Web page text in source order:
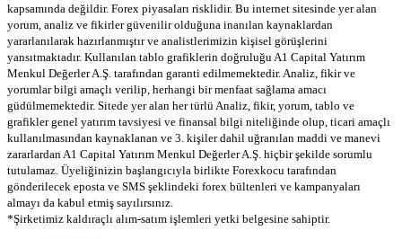
kapsamında değildir. Forex piyasaları risklidir. Bu internet sitesinde yer alan
yorum, analiz ve fikirler güvenilir olduğuna inanılan kaynaklardan
yararlanılarak hazırlanmıştır ve analistlerimizin kişisel görüşlerini
yansıtmaktadır. Kullanılan tablo grafiklerin doğruluğu A1 Capital Yatırım
Menkul Değerler A.Ş. tarafından garanti edilmemektedir. Analiz, fikir ve
yorumlar bilgi amaçlı verilip, herhangi bir menfaat sağlama amacı
güdülmemektedir. Sitede yer alan her türlü Analiz, fikir, yorum, tablo ve
grafikler genel yatırım tavsiyesi ve finansal bilgi niteliğinde olup, ticari amaçlı
kullanılmasından kaynaklanan ve 3. kişiler dahil uğranılan maddi ve manevi
zararlardan A1 Capital Yatırım Menkul Değerler A.Ş. hiçbir şekilde sorumlu
tutulamaz. Üyeliğinizin başlangıcıyla birlikte Forexkocu tarafından
gönderilecek eposta ve SMS şeklindeki forex bültenleri ve kampanyaları
almayı da kabul etmiş sayılırsınız.
*Şirketimiz kaldıraçlı alım-satım işlemleri yetki belgesine sahiptir.